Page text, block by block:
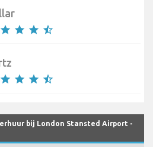
star star star star_half
star star star star_half
bij London Stansted Airport -